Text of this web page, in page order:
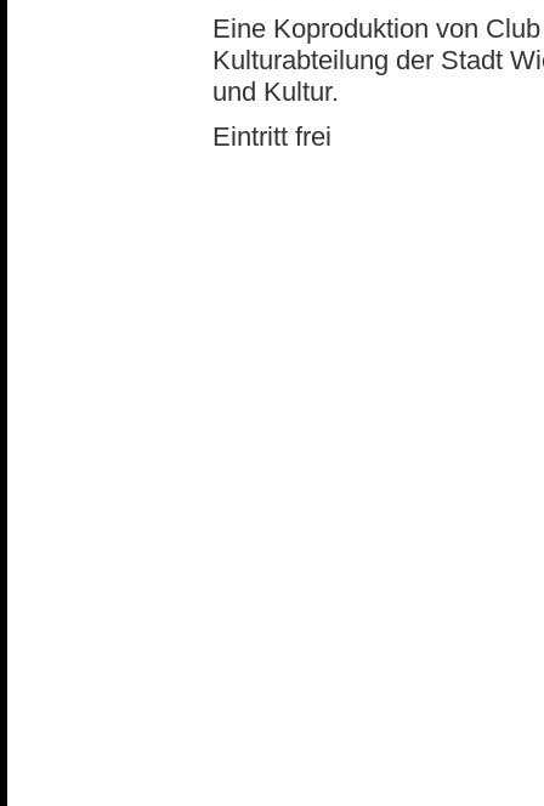
Eine Koproduktion von
Kulturabteilung der Stadt
und Kultur.
Eintritt frei